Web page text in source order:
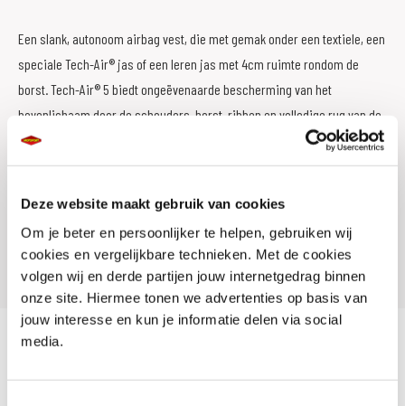
Deze website maakt gebruik van cookies
Om je beter en persoonlijker te helpen, gebruiken wij
cookies en vergelijkbare technieken. Met de cookies
volgen wij en derde partijen jouw internetgedrag binnen
onze site. Hiermee tonen we advertenties op basis van
jouw interesse en kun je informatie delen via social
media.
Een slank, autonoom airbag vest, die met gemak onder een textiele, een
speciale Tech-Air® jas of een leren jas met 4cm ruimte rondom de
borst. Tech-Air® 5 biedt ongeëvenaarde bescherming van het
bovenlichaam door de schouders, borst, ribben en volledige rug van de
rijder op unieke wijze te bedekken. Schouder protectie is van cruciaal
belang bij een eventuele botsing en met de Tech-Air® wordt het risico
Alpinestars Tech-Air® 5 biedt de beste bescherming van alle airbags
die momenteel beschikbaar zijn.